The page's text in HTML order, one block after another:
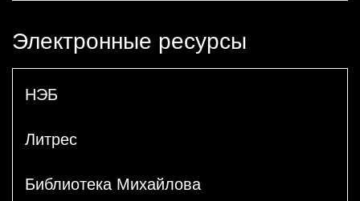
Электронные ресурсы
НЭБ
Литрес
Библиотека Михайлова